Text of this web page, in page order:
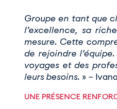
Groupe en tant que
l’excellence, sa
mesure. Cette
de rejoindre
voyages et des
leurs besoins. » –
UNE PRÉSENCE